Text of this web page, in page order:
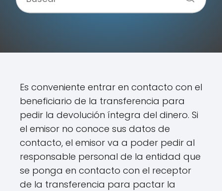
Es conveniente entrar en contacto con el
beneficiario de la transferencia para
pedir la devolución íntegra del dinero. Si
el emisor no conoce sus datos de
contacto, el emisor va a poder pedir al
responsable personal de la entidad que
se ponga en contacto con el receptor
de la transferencia para pactar la